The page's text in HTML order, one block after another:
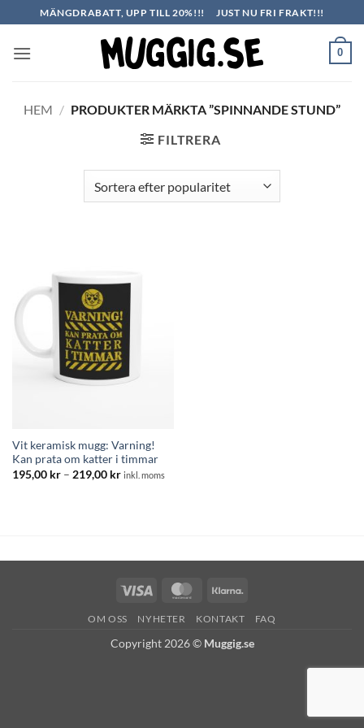
to
content
MÄNGDRABATT, UPP TILL 20%!!! JUST NU FRI FRAKT!!!
0
HEM / PRODUKTER MÄRKTA ”SPINNANDE STUND”
FILTRERA
Vit keramisk mugg: Varning!
Kan prata om katter i timmar
195,00 kr – 219,00 krPrisintervall:
inkl. moms
Visa MasterCard
OM OSS NYHETER KONTAKT FAQ
Copyright 2026 © Muggig.se